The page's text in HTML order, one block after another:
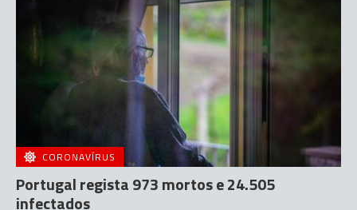
CORONAVÍRUS
Portugal regista 973 mortos e 24.505
infectados